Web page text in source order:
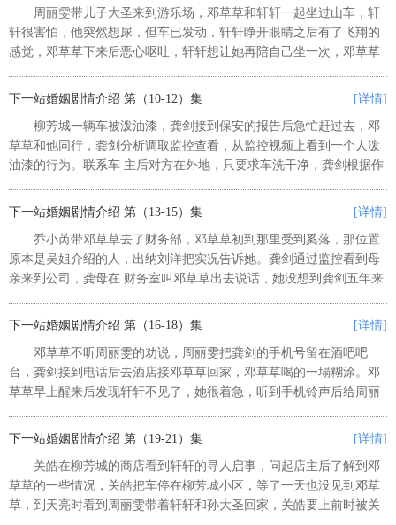
周丽雯带儿子大圣来到游乐场，邓草草和轩轩一起坐过山车，轩
轩很害怕，他突然想尿，但车已发动，轩轩睁开眼睛之后有了飞翔的
感觉，邓草草下来后恶心呕吐，轩轩想让她再陪自己坐一次，邓草草
到轩轩，轩轩正用他的方式在表演...
下一站婚姻剧情介绍 第（10-12）集 [详情]
柳芳城一辆车被泼油漆，龚剑接到保安的报告后急忙赶过去，邓
草草和他同行，龚剑分析调取监控查看，从监控视频上看到一个人泼
油漆的行为。联系车 主后对方在外地，只要求车洗干净，龚剑根据作
自己能一次考试通过。 龚剑...
下一站婚姻剧情介绍 第（13-15）集 [详情]
乔小芮带邓草草去了财务部，邓草草初到那里受到奚落，那位置
原本是吴姐介绍的人，出纳刘洋把实况告诉她。龚剑通过监控看到母
亲来到公司，龚母在 财务室叫邓草草出去说话，她没想到龚剑五年来
草说明她的改变，龚母不想多听...
下一站婚姻剧情介绍 第（16-18）集 [详情]
邓草草不听周丽雯的劝说，周丽雯把龚剑的手机号留在酒吧吧
台，龚剑接到电话后去酒店接邓草草回家，邓草草喝的一塌糊涂。邓
草草早上醒来后发现轩轩不见了，她很着急，听到手机铃声后给周丽
剑的办公室索要轩轩，她没看到杨董...
下一站婚姻剧情介绍 第（19-21）集 [详情]
关皓在柳芳城的商店看到轩轩的寻人启事，问起店主后了解到邓
草草的一些情况，关皓把车停在柳芳城小区，等了一天也没见到邓草
草，到天亮时看到周丽雯带着轩轩和孙大圣回家，关皓要上前时被关